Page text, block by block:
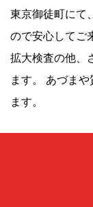
東京御徒町にて
ので安心してご
拡大検査の他、
ます。 あづま
ます。